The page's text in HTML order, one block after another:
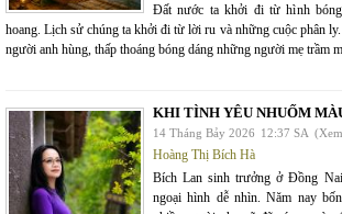
Đất nước ta khởi đi từ hình
hoang. Lịch sử chúng ta khởi đi từ lời ru và những cuộc phân
người anh hùng, thấp thoáng bóng dáng những người mẹ trầm
KHI TÌNH YÊU NHUỐM
14 Tháng Bảy 2026 12:37 SA
Hoàng Thị Bích Hà
Bích Lan sinh trưởng ở Đồng
ngoại hình dễ nhìn. Năm nay